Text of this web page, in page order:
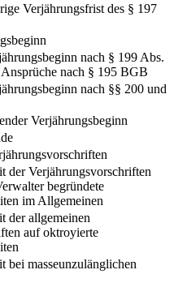
Verjährungsfrist des § 197
nach § 199 Abs.
nach § 195 BGB
nach §§ 200 und
Verjährungsbeginn
der Verjährungsvorschriften
begründete
im Allgemeinen
der allgemeinen
auf oktroyierte
bei masseunzulänglichen